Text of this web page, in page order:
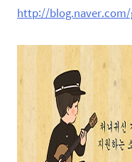
http://